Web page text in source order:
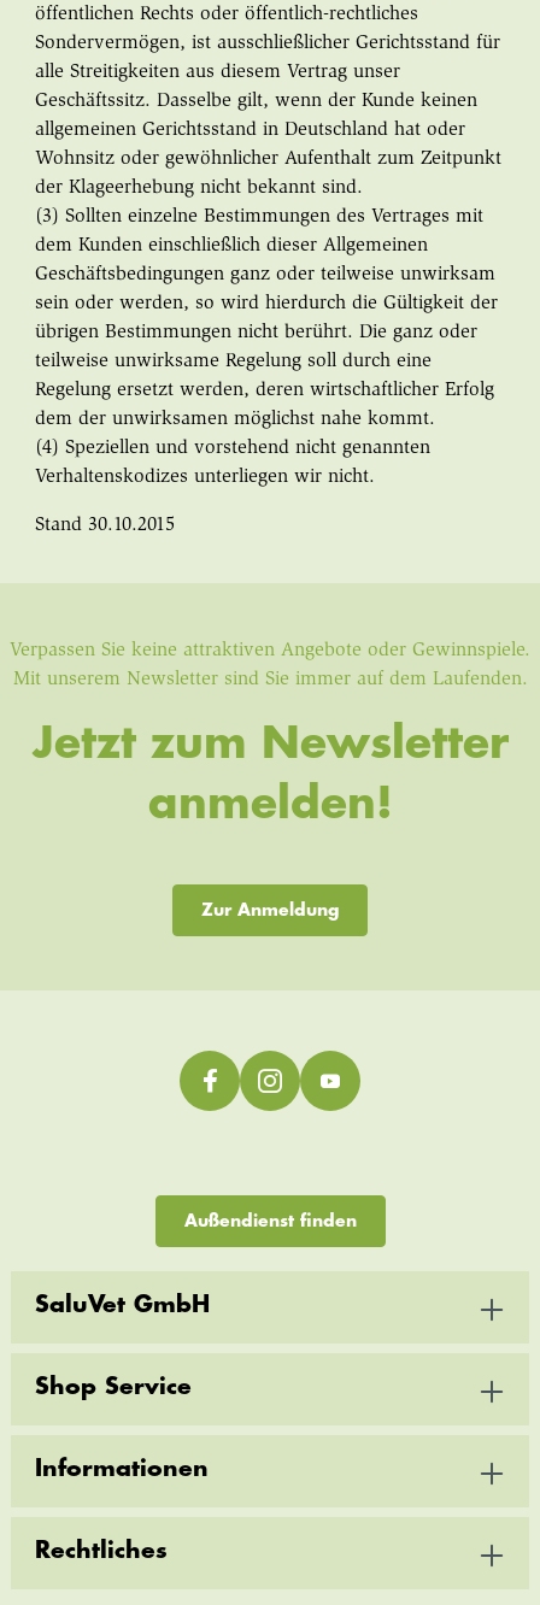
öffentlichen Rechts oder öffentlich-rechtliches
Sondervermögen, ist ausschließlicher Gerichtsstand für
alle Streitigkeiten aus diesem Vertrag unser
Geschäftssitz. Dasselbe gilt, wenn der Kunde keinen
allgemeinen Gerichtsstand in Deutschland hat oder
Wohnsitz oder gewöhnlicher Aufenthalt zum Zeitpunkt
der Klageerhebung nicht bekannt sind.
(3) Sollten einzelne Bestimmungen des Vertrages mit
dem Kunden einschließlich dieser Allgemeinen
Geschäftsbedingungen ganz oder teilweise unwirksam
sein oder werden, so wird hierdurch die Gültigkeit der
übrigen Bestimmungen nicht berührt. Die ganz oder
teilweise unwirksame Regelung soll durch eine
Regelung ersetzt werden, deren wirtschaftlicher Erfolg
dem der unwirksamen möglichst nahe kommt.
(4) Speziellen und vorstehend nicht genannten
Verhaltenskodizes unterliegen wir nicht.
Stand 30.10.2015
Verpassen Sie keine attraktiven Angebote oder Gewinnspiele.
Mit unserem Newsletter sind Sie immer auf dem Laufenden.
Jetzt zum Newsletter
anmelden!
Zur Anmeldung
Außendienst finden
SaluVet GmbH
Shop Service
Informationen
Rechtliches